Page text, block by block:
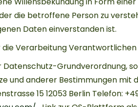
die betroffene Person zu
Daten einverstanden ist.
die Verarbeitung Verantwortlichen
Grundverordnung,
und anderer Bestimmungen
15 12053 Berlin Telefon: